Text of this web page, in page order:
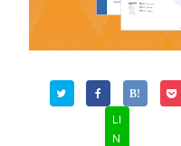
LI
N